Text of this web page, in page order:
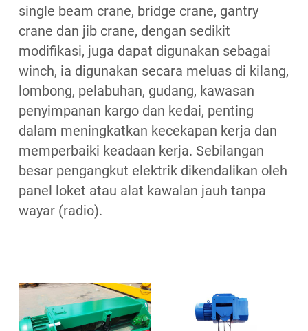
single beam crane, bridge crane, gantry
crane dan jib crane, dengan sedikit
modifikasi, juga dapat digunakan sebagai
winch, ia digunakan secara meluas di kilang,
lombong, pelabuhan, gudang, kawasan
penyimpanan kargo dan kedai, penting
dalam meningkatkan kecekapan kerja dan
memperbaiki keadaan kerja. Sebilangan
besar pengangkut elektrik dikendalikan oleh
panel loket atau alat kawalan jauh tanpa
wayar (radio).